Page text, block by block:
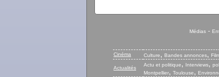
Médias-
Cinéma Culture, Bandes annonces,
Actualités
Actu et politique, Interviews,
Montpellier, Toulouse,